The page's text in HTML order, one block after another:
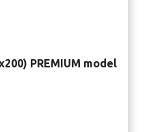
PREMIUM model